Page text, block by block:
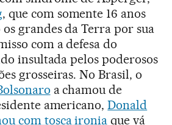
, que com somente 16 anos
grandes da Terra por sua
com a defesa do
insultada pelos poderosos
grosseiras. No Brasil, o
a chamou de
americano,Donald
com tosca ironia que vá